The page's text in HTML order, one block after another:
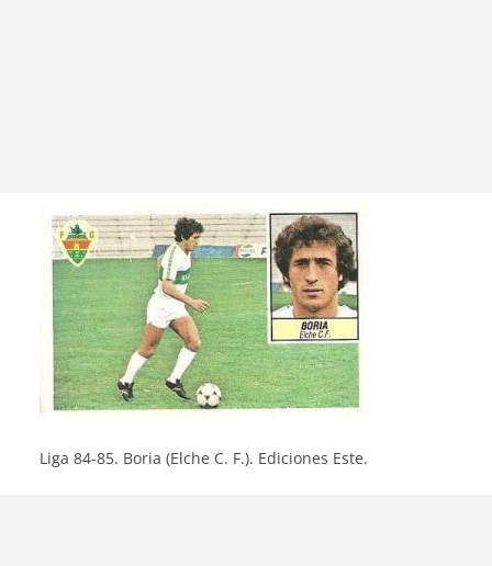
Liga 84-85. Boria (Elche C. F.). Ediciones Este.